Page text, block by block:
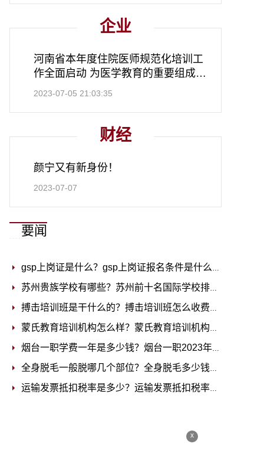
企业
河南省本年度住院医师规范化培训工
作全面启动 为医学教育的重要组成部
分
2023-07-05 21:03:35
财经
颜宁又有新身份！
2023-07-07
要闻
gsp上岗证是什么？gsp上岗证报名条件是什么？
苏州贵族学校有哪些？苏州前十名国际学校排名
搏击培训班是干什么的？搏击培训班怎么收费？
蒙氏教育培训机构怎么样？蒙氏教育培训机构收费标准
烟台一职学费一年是多少钱？烟台一职2023年招生简章
全身脱毛一般脱哪几个部位？全身脱毛多少钱？
运输发票抵扣税率是多少？运输发票抵扣税率怎么算？
x